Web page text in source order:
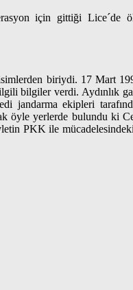
için gittiği Lice´de
biriydi. 17 Mart
bilgiler verdi. Aydınlık
jandarma ekipleri
yerlerde bulundu ki
PKK ile